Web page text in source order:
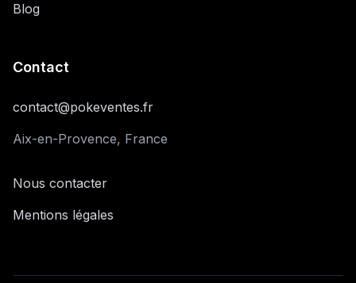
Blog
Contact
contact@pokeventes.fr
Aix-en-Provence, France
Nous contacter
Mentions légales